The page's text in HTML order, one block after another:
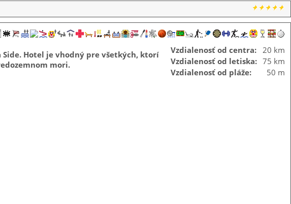
Vzdialenosť od centra: 20 km
Vzdialenosť od letiska: 75 km
Vzdialenosť od pláže:
50 m
Hotel je vhodný pre všetkých, ktorí
mori.